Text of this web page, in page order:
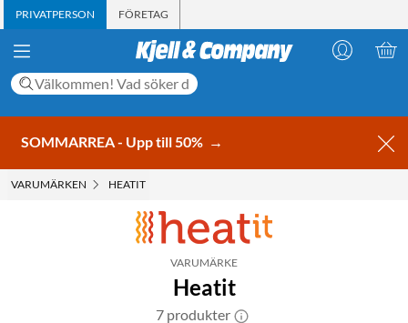
PRIVATPERSON FÖRETAG
SOMMARREA - Upp till 50% →
VARUMÄRKEN HEATIT
VARUMÄRKE
Heatit
7 produkter